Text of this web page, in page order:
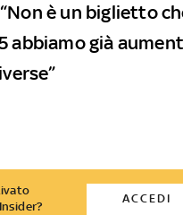
è un biglietto
abbiamo già
ACCEDI